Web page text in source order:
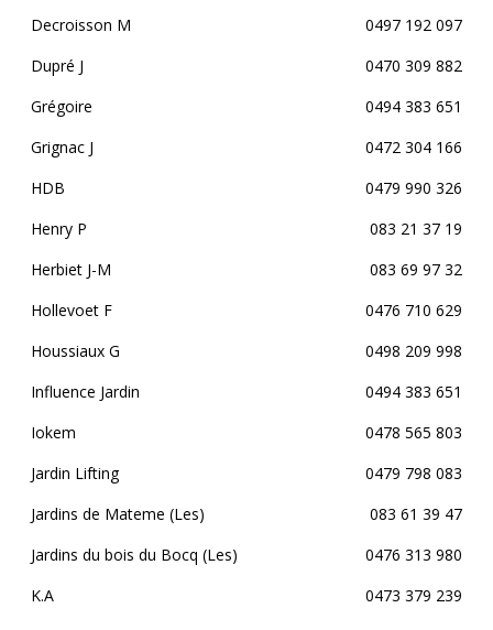
Decroisson M
0497 192 097
Dupré J
0470 309 882
Grégoire
0494 383 651
Grignac J
0472 304 166
HDB
0479 990 326
Henry P
083 21 37 19
Herbiet J-M
083 69 97 32
Hollevoet F
0476 710 629
Houssiaux G
0498 209 998
Influence Jardin
0494 383 651
Iokem
0478 565 803
Jardin Lifting
0479 798 083
Jardins de Mateme (Les)
083 61 39 47
Jardins du bois du Bocq (Les)
0476 313 980
K.A
0473 379 239